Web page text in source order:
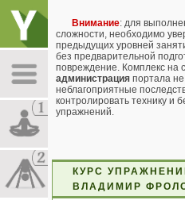
Внимание: для
сложности, необходимо
предыдущих уровней
без предварительной
повреждение. Комплекс на
администрация портала не
неблагоприятные
контролировать технику и
упражнений.
КУРС
ВЛАДИМИР